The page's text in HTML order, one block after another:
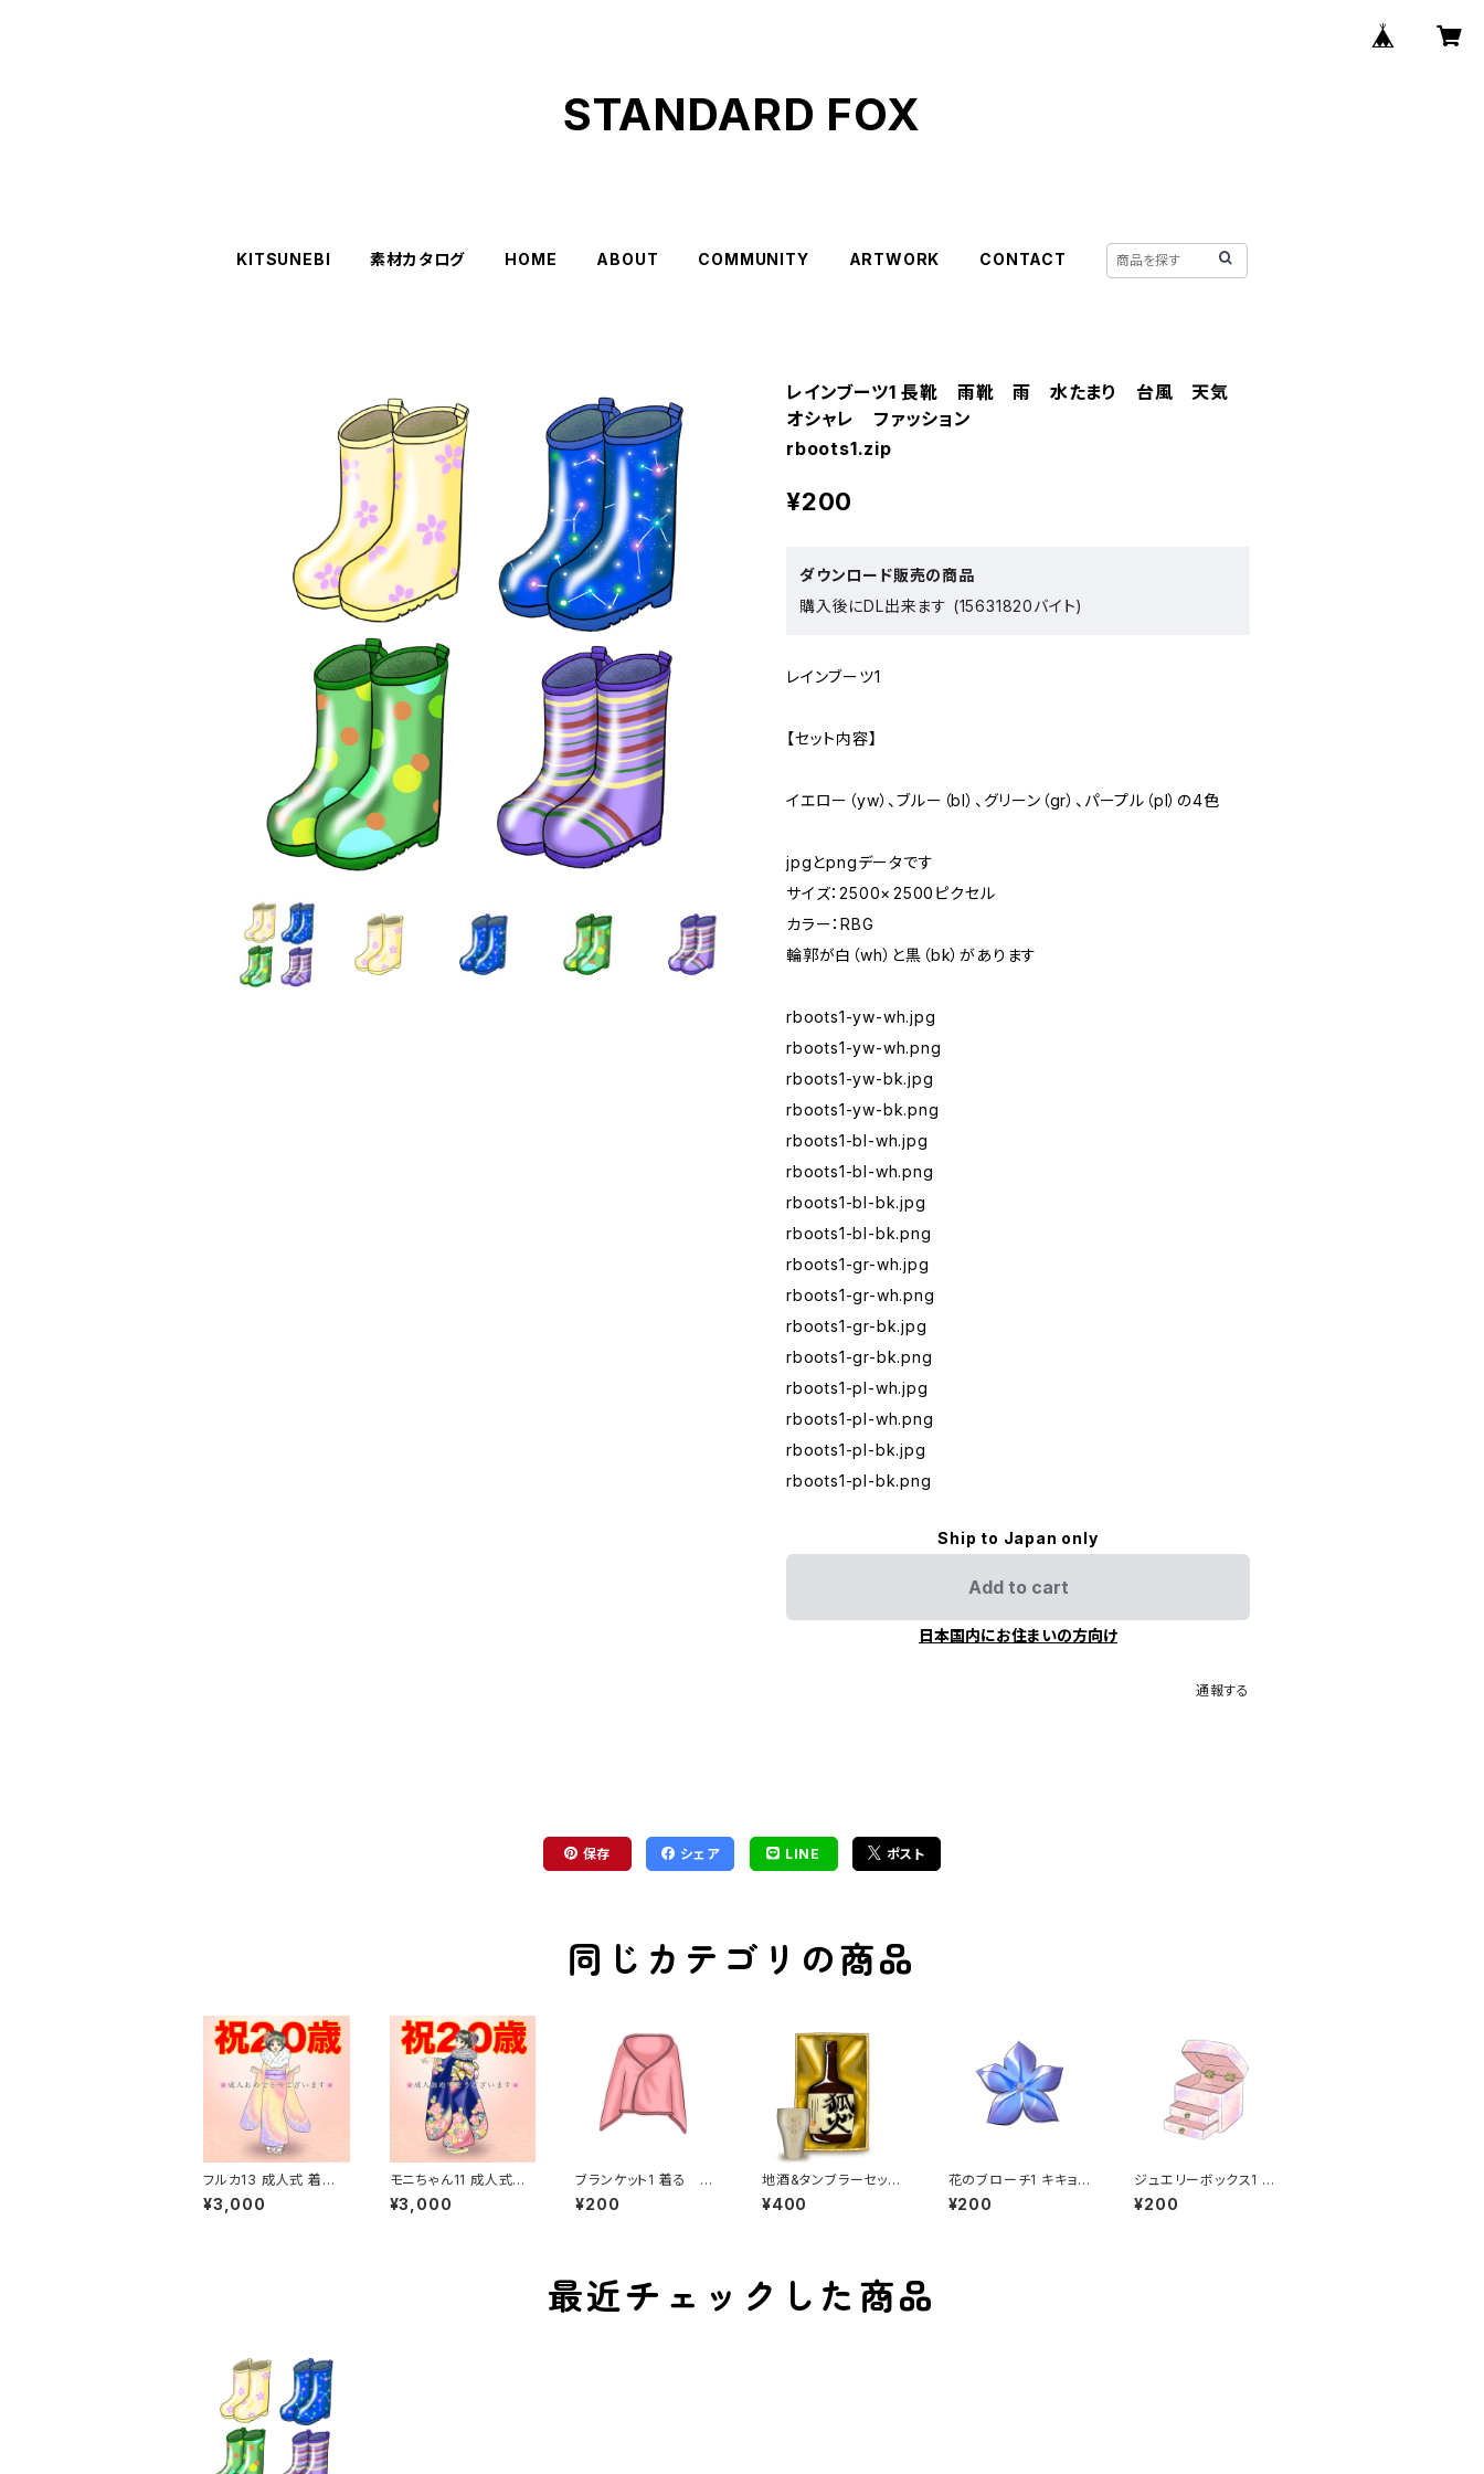
STANDARD FOX
KITSUNEBI 素材カタログ HOME ABOUT COMMUNITY ARTWORK CONTACT
レインブーツ1 長靴 雨靴 雨 水たまり 台風 天気
オシャレ ファッション
rboots1.zip
¥200
ダウンロード販売の商品
購入後にDL出来ます (15631820バイト)
レインブーツ1
【セット内容】
イエロー（yw）、ブルー（bl）、グリーン（gr）、パープル（pl）の4色
jpgとpngデータです
サイズ：2500× 2500ピクセル
カラー：RBG
輪郭が白（wh）と黒（bk）があります
rboots1-yw-wh.jpg
rboots1-yw-wh.png
rboots1-yw-bk.jpg
rboots1-yw-bk.png
rboots1-bl-wh.jpg
rboots1-bl-wh.png
rboots1-bl-bk.jpg
rboots1-bl-bk.png
rboots1-gr-wh.jpg
rboots1-gr-wh.png
rboots1-gr-bk.jpg
rboots1-gr-bk.png
rboots1-pl-wh.jpg
rboots1-pl-wh.png
rboots1-pl-bk.jpg
rboots1-pl-bk.png
Ship to Japan only
Add to cart
日本国内にお住まいの方向け
通報する
保存 シェア LINE ポスト
同じカテゴリの商品
フルカ13 成人式 着
物 振袖 二十歳
¥3,000
モニちゃん11 成人式
振袖 着物 お祝い
二十歳
¥3,000
ブランケット1 着る 温
かい 冬 防寒具
¥200
地酒&タンブラーセット1
お酒 化粧箱付き 狐火
ダッシュ タンブラー
¥400
花のブローチ1 キキョ
ウ 永遠の愛 アクセ
サリー 飾り
¥200
ジュエリーボックス1 宝
石箱 宝箱 アクセサ
リー メイク 小物入
¥200
最近チェックした商品